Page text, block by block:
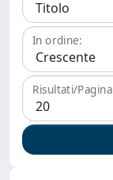
In ordine:
Risultati/Pagina